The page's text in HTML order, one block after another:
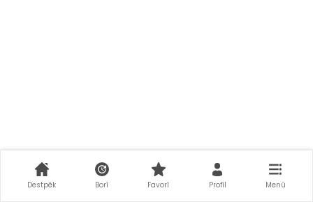
Destpêk Borî Favorî Profîl Menû